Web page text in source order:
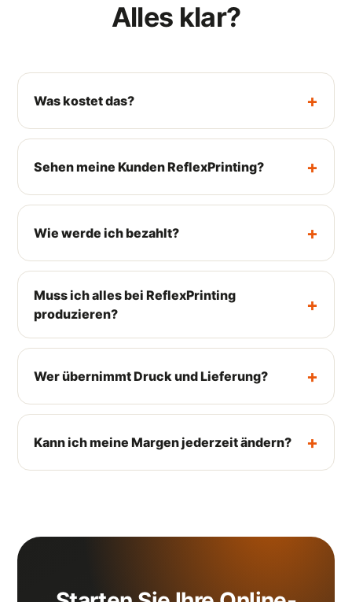
Alles klar?
Was kostet das?
Sehen meine Kunden ReflexPrinting?
Wie werde ich bezahlt?
Muss ich alles bei ReflexPrinting
produzieren?
Wer übernimmt Druck und Lieferung?
Kann ich meine Margen jederzeit ändern?